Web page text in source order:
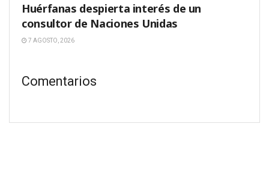
Huérfanas despierta interés de un
consultor de Naciones Unidas
7 AGOSTO, 2026
Comentarios